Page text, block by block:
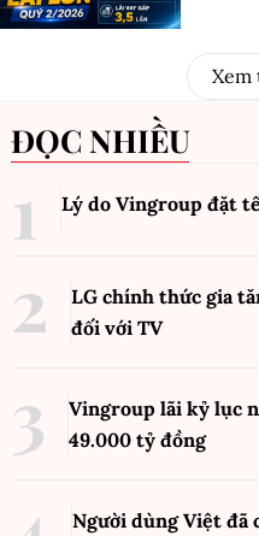
Xem
ĐỌC NHIỀU
Lý do Vingroup đặt
LG chính thức gia
đối với TV
Vingroup lãi kỷ lục
49.000 tỷ đồng
Người dùng Việt đã